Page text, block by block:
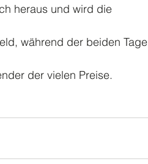
heraus und wird die
während der beiden Tage
der vielen Preise.